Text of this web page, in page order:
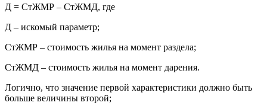
Д = СтЖМР – СтЖМД, где
Д – искомый параметр;
СтЖМР – стоимость жилья на момент раздела;
СтЖМД – стоимость жилья на момент дарения.
Логично, что значение первой характеристики должно быть
больше величины второй;